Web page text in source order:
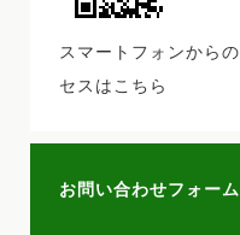
スマートフォンから
セスはこちら
お問い合わせフォーム